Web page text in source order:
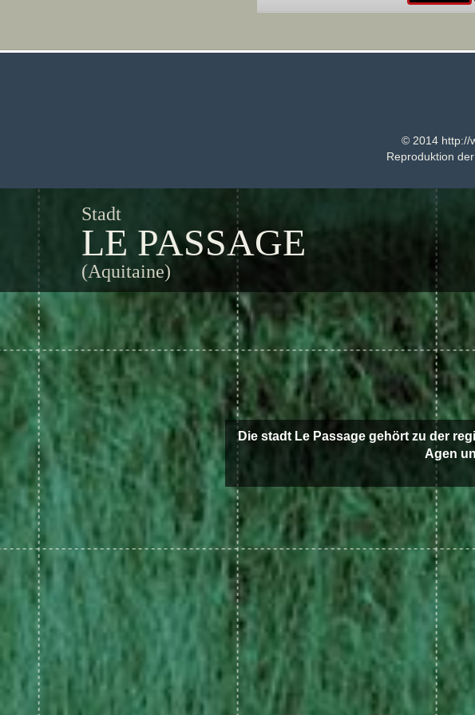
© 2014 http://
Reproduktion
Stadt
LE PASSAGE
(Aquitaine)
Die stadt Le Passage gehört zu der
Agen